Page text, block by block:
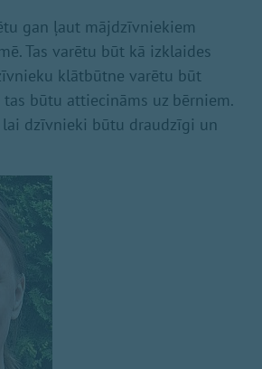
gan ļaut mājdzīvniekiem
Tas varētu būt kā izklaides
klātbūtne varētu būt
būtu attiecināms uz bērniem.
dzīvnieki būtu draudzīgi un